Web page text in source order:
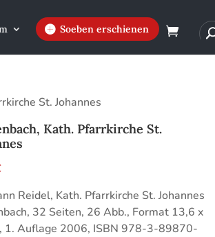
Soeben erschienen
St. Johannes
Kath. Pfarrkirche St.
Reidel, Kath. Pfarrkirche St. Johannes
32 Seiten, 26 Abb., Format 13,6 x
1. Auflage 2006, ISBN 978-3-89870-